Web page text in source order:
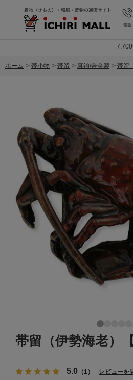
ホーム > 帯小物 > 帯留 > 真鍮/合金製 > 帯留
帯留（伊勢海老）
5.0 （1） レビューを